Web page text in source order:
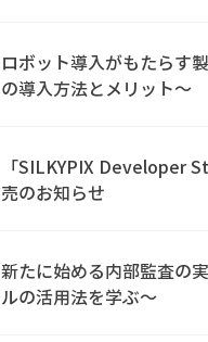
ロボット導入がもたらす
の導入方法とメリット～
「SILKYPIX Developer
売のお知らせ
新たに始める内部監査の
ルの活用法を学ぶ～